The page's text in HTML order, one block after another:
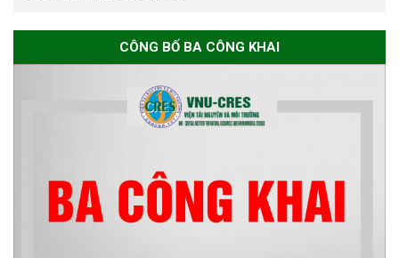
Thông báo chương trình học
bổng Nagao tại Việt Nam năm
ban chuyên môn đánh giá hồ
sơ chuyên môn cho các thí sinh
dự tuyển nghiên cứu sinh đợt 1
CÔNG BỐ BA CÔNG KHAI